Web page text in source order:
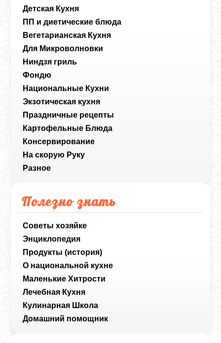
Детская Кухня
ПП и диетические блюда
Вегетарианская Кухня
Для Микроволновки
Ниндзя гриль
Фондю
Национальные Кухни
Экзотическая кухня
Праздничные рецепты
Картофельные Блюда
Консервирование
На скорую Руку
Разное
Полезно знать
Советы хозяйке
Энциклопедия
Продукты (история)
О национальной кухне
Маленькие Хитрости
Лечебная Кухня
Кулинарная Школа
Домашний помощник